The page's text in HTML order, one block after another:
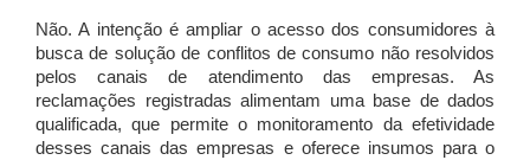
Não. A intenção é ampliar o acesso dos consumidores à
busca de solução de conflitos de consumo não resolvidos
pelos canais de atendimento das empresas. As
reclamações registradas alimentam uma base de dados
qualificada, que permite o monitoramento da efetividade
desses canais das empresas e oferece insumos para o